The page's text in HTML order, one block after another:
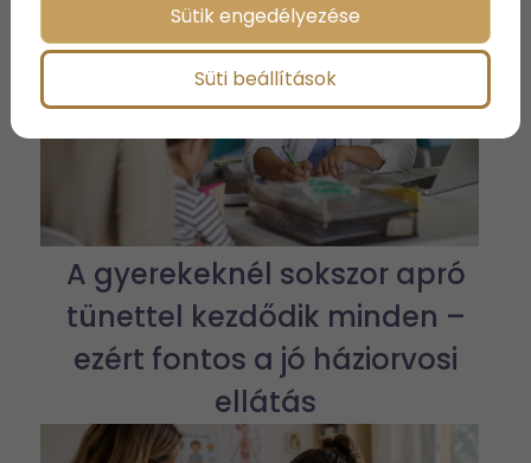
A gyerekeknél sokszor apró
tünettel kezdődik minden –
ezért fontos a jó háziorvosi
ellátás
Sütik engedélyezése
Süti beállítások